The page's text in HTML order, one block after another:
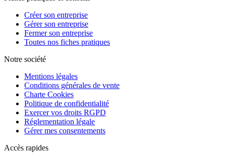
Créer son entreprise
Gérer son entreprise
Fermer son entreprise
Toutes nos fiches pratiques
Notre société
Mentions légales
Conditions générales de vente
Charte Cookies
Politique de confidentialité
Exercer vos droits RGPD
Réglementation légale
Gérer mes consentements
Accès rapides